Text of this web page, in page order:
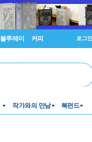
블루레이 커피 로그인
작가와의 만남 북펀드